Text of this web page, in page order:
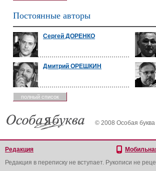
Постоянные авторы
Сергей ДОРЕНКО
Дмитрий ОРЕШКИН
полный список
© 2008 Особая
Редакция
Редакция в переписку не вступает. Рукописи не